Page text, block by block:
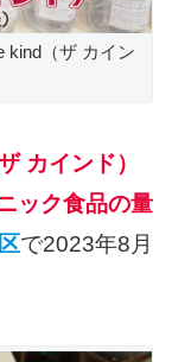
kind（ザ カイン
カインド）
ック食品の量
で2023年8月